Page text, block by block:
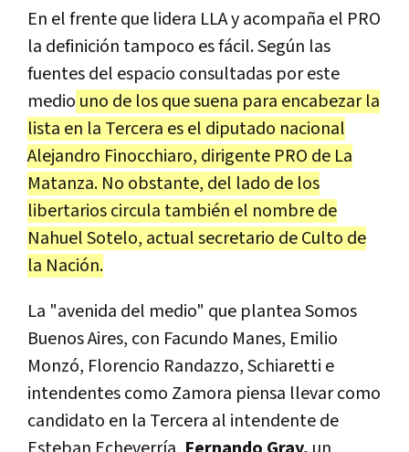
En el frente que lidera LLA y acompaña el PRO
la definición tampoco es fácil. Según las
fuentes del espacio consultadas por este
medio uno de los que suena para encabezar la
lista en la Tercera es el diputado nacional
Alejandro Finocchiaro, dirigente PRO de La
Matanza. No obstante, del lado de los
libertarios circula también el nombre de
Nahuel Sotelo, actual secretario de Culto de
la Nación.
La "avenida del medio" que plantea Somos
Buenos Aires, con Facundo Manes, Emilio
Monzó, Florencio Randazzo, Schiaretti e
intendentes como Zamora piensa llevar como
candidato en la Tercera al intendente de